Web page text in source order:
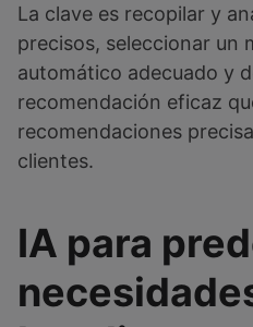
La clave es recopilar y
precisos, seleccionar un
automático adecuado y
recomendación eficaz
recomendaciones
clientes.
IA para